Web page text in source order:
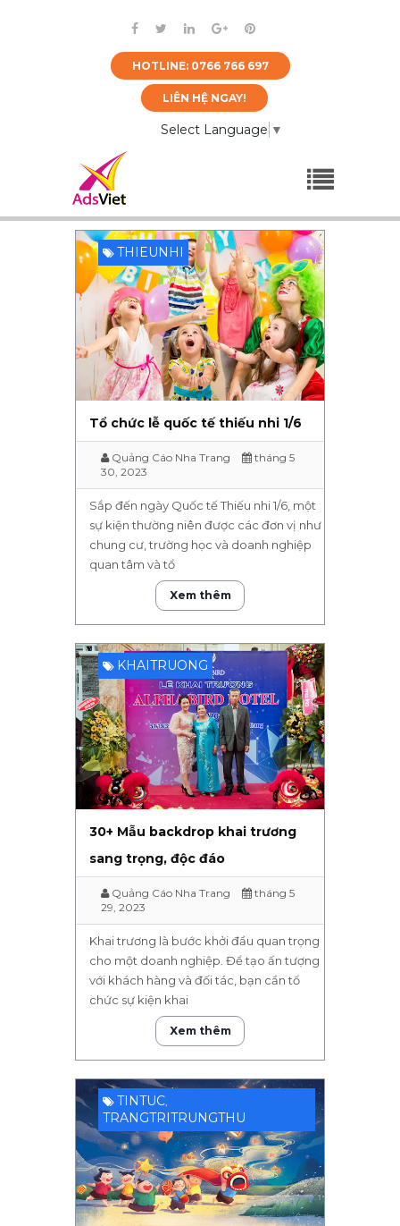
HOTLINE: 0766 766 697
LIÊN HỆ NGAY!
Select Language ▼
THIEUNHI
Tổ chức lễ quốc tế thiếu nhi 1/6
Quảng Cáo Nha Trang
tháng 5
30, 2023
Sắp đến ngày Quốc tế Thiếu nhi 1/6, một
sự kiện thường niên được các đơn vị như
chung cư, trường học và doanh nghiệp
quan tâm và tổ
Xem thêm
KHAITRUONG
30+ Mẫu backdrop khai trương
sang trọng, độc đáo
Quảng Cáo Nha Trang
tháng 5
29, 2023
Khai trương là bước khởi đầu quan trọng
cho một doanh nghiệp. Để tạo ấn tượng
với khách hàng và đối tác, bạn cần tổ
chức sự kiện khai
Xem thêm
TINTUC,
TRANGTRITRUNGTHU